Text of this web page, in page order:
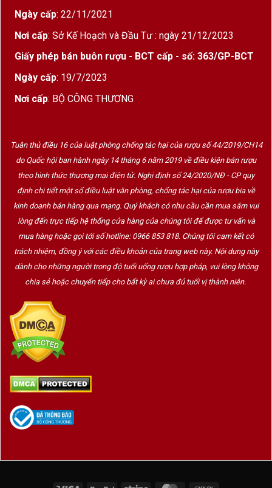
Ngày cấp: 22/11/2021
Nơi cấp: Sở Kế Hoạch và Đầu Tư : ngày 21/12/2023
Giấy phép bán buôn rượu - BCT cấp - số: 363/GP-BCT
Ngày cấp: 19/7/2023
Nơi cấp: BỘ CÔNG THƯƠNG
Tuân thủ điều 16 của luật phòng chống tác hại của rượu số 44/2019/CH14
do Quốc hội ban hành ngày 14 tháng 6 năm 2019 về điều kiện bán rượu
theo hình thức thương mại điện tử. Nghị định số 24/2020/NĐ - CP quy
định chi tiết một số điều luật văn phòng, chống tác hại của rượu bia về
kinh doanh bán hàng qua mạng. Quý khách có nhu cầu cần mua sắm vui
lòng đến trực tiếp hệ thống cửa hàng của chúng tôi để được tư vấn và
mua hàng hoặc gọi tới số hotline: 0966 853 818. Chúng tôi cam kết có
trách nhiệm, đồng ý với các điều khoản của trang web này. Nội dung này
dành cho những người trong độ tuổi uống rượu hợp pháp, vui lòng không
chia sẻ hoặc chuyển tiếp cho bất kỳ ai chưa đủ tuổi vị thành niên.